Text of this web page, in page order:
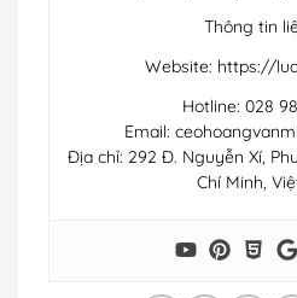
Thông tin
Website: https://
Hotline: 028
Email:
Địa chỉ: 292 Đ. Nguyễn Xí,
Chí Minh,